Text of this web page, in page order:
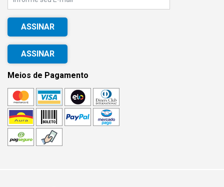
ASSINAR
Meios de Pagamento